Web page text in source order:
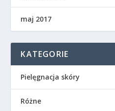
maj 2017
KATEGORIE
Pielęgnacja skóry
Różne